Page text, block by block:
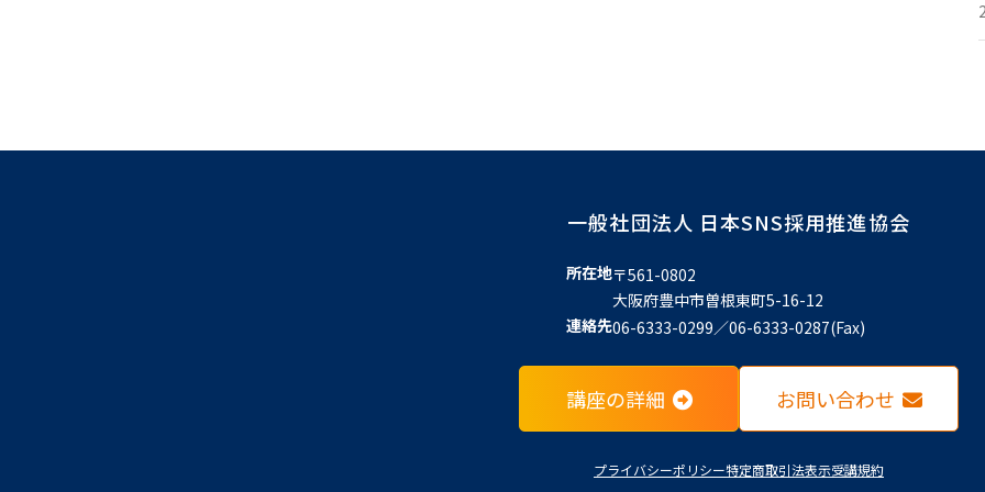
一般社団法人 日本SNS採用推進協会
所在地〒561-0802
大阪府豊中市曽根東町5-16-12
連絡先06-6333-0299／06-6333-0287(Fax)
講座の詳細 お問い合わせ
プライバシーポリシー特定商取引法表示受講規約